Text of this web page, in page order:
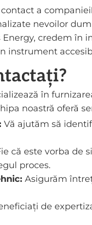
a companiei
nevoilor
Energy, credem în
instrument
în
noastră oferă
Vă ajutăm să
că este vorba de
proces.
Asigurăm
de